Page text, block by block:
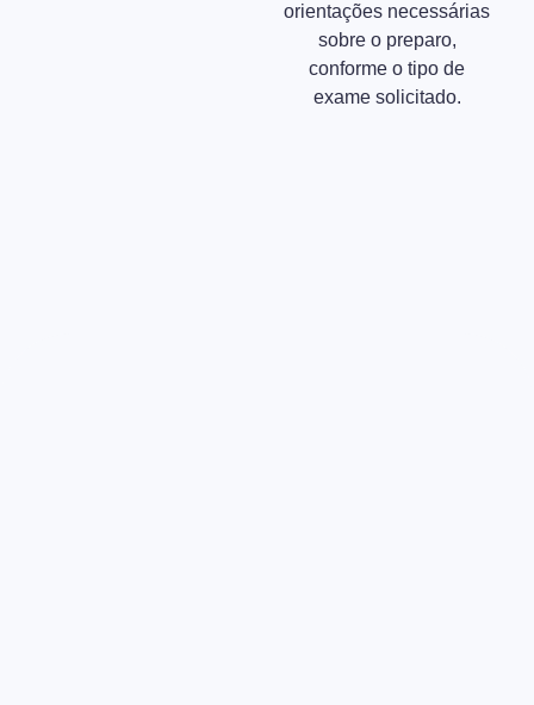
orientações necessárias
sobre o preparo,
conforme o tipo de
exame solicitado.